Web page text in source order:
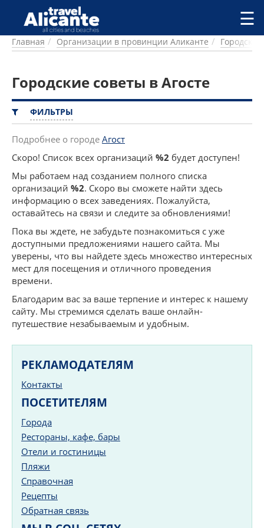
Перейти к основному содержанию
ГОРОДА
ПИТАНИЕ
ПРОЖИВАНИЕ
ПЛЯЖИ
ДОСТОПРИМЕЧАТЕЛЬНОСТИ
КЕМПИНГ
КОМАРКИ (РАЙОНЫ)
РЕЦЕПТЫ
ПРЕДЛОЖЕНИЯ
СТАТЬИ
УСЛУГИ
☰
Главная Организации в провинции Аликанте
Городские советы в Агосте
ФИЛЬТРЫ
Подробнее о городе Агост
Скоро! Список всех организаций %2 будет доступен!
Мы работаем над созданием полного списка
организаций %2. Скоро вы сможете найти здесь
информацию о всех заведениях. Пожалуйста,
оставайтесь на связи и следите за обновлениями!
Пока вы ждете, не забудьте познакомиться с уже
доступными предложениями нашего сайта. Мы
уверены, что вы найдете здесь множество интересных
мест для посещения и отличного проведения
времени.
Благодарим вас за ваше терпение и интерес к нашему
сайту. Мы стремимся сделать ваше онлайн-
путешествие незабываемым и удобным.
РЕКЛАМОДАТЕЛЯМ
Контакты
ПОСЕТИТЕЛЯМ
Города
Рестораны, кафе, бары
Отели и гостиницы
Пляжи
Справочная
Рецепты
Обратная связь